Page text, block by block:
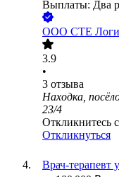
Выплаты: Два
ООО СТЕ
3.9
•
3 отзыва
Находка,
23/4
Откликнитесь
Откликнуться
Врач-терапевт